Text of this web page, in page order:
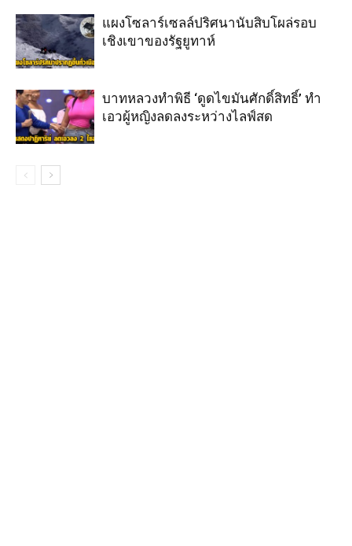
แผงโซลาร์เซลล์ปริศนานับสิบโผล่รอบ
เชิงเขาของรัฐยูทาห์
บาทหลวงทำพิธี ‘ดูดไขมันศักดิ์สิทธิ์’ ทำ
เอวผู้หญิงลดลงระหว่างไลฟ์สด